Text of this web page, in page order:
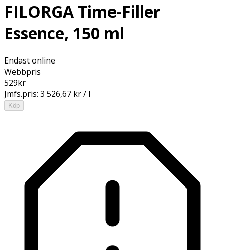
FILORGA Time-Filler
Essence, 150 ml
Endast online
Webbpris
529kr
Jmfs.pris: 3 526,67 kr / l
Köp